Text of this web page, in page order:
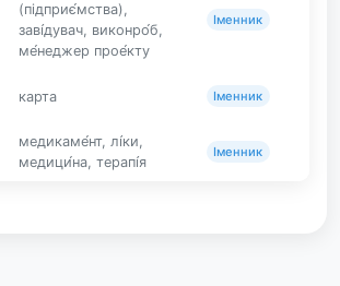
(підприє́мства),
заві́дувач, виконро́б,
ме́неджер прое́кту
Іменник
карта Іменник
медикаме́нт, лі́ки,
медици́на, терапі́я
Іменник